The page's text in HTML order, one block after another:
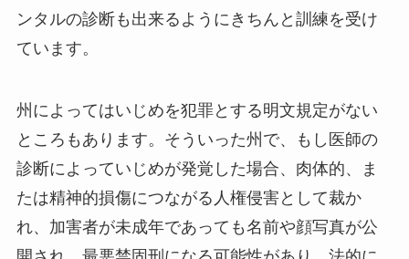
ンタルの診断も出来るようにきちんと訓練を受け
ています。
州によってはいじめを犯罪とする明文規定がない
ところもあります。そういった州で、もし医師の
診断によっていじめが発覚した場合、肉体的、ま
たは精神的損傷につながる人権侵害として裁か
れ、加害者が未成年であっても名前や顔写真が公